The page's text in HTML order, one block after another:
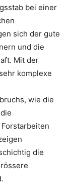
bei einer
sich der gute
und die
Mit der
komplexe
wie die
die